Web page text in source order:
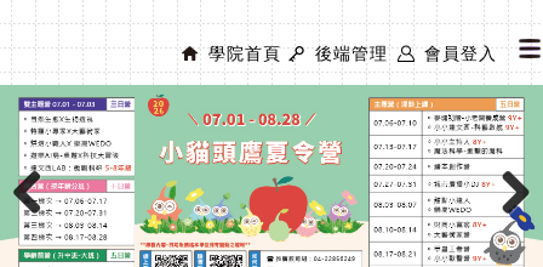
學院首頁 後端管理 會員登入
Previous Next